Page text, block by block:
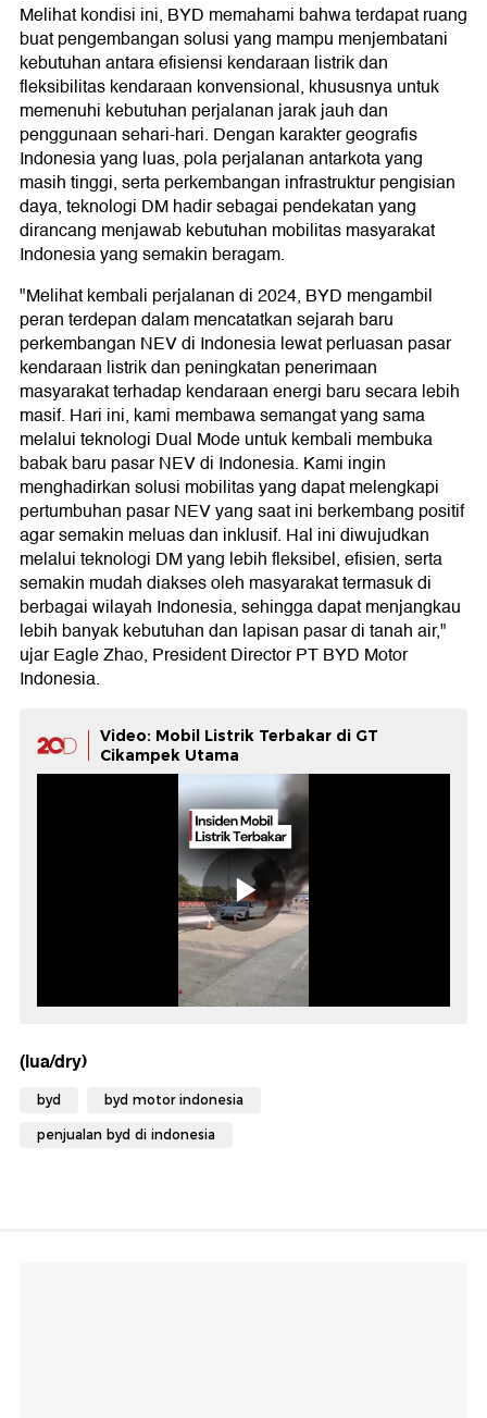
Melihat kondisi ini, BYD memahami bahwa terdapat ruang
buat pengembangan solusi yang mampu menjembatani
kebutuhan antara efisiensi kendaraan listrik dan
fleksibilitas kendaraan konvensional, khususnya untuk
memenuhi kebutuhan perjalanan jarak jauh dan
penggunaan sehari-hari. Dengan karakter geografis
Indonesia yang luas, pola perjalanan antarkota yang
masih tinggi, serta perkembangan infrastruktur pengisian
daya, teknologi DM hadir sebagai pendekatan yang
dirancang menjawab kebutuhan mobilitas masyarakat
Indonesia yang semakin beragam.
"Melihat kembali perjalanan di 2024, BYD mengambil
peran terdepan dalam mencatatkan sejarah baru
perkembangan NEV di Indonesia lewat perluasan pasar
kendaraan listrik dan peningkatan penerimaan
masyarakat terhadap kendaraan energi baru secara lebih
masif. Hari ini, kami membawa semangat yang sama
melalui teknologi Dual Mode untuk kembali membuka
babak baru pasar NEV di Indonesia. Kami ingin
menghadirkan solusi mobilitas yang dapat melengkapi
pertumbuhan pasar NEV yang saat ini berkembang positif
agar semakin meluas dan inklusif. Hal ini diwujudkan
melalui teknologi DM yang lebih fleksibel, efisien, serta
semakin mudah diakses oleh masyarakat termasuk di
berbagai wilayah Indonesia, sehingga dapat menjangkau
lebih banyak kebutuhan dan lapisan pasar di tanah air,"
ujar Eagle Zhao, President Director PT BYD Motor
Indonesia.
Video: Mobil Listrik Terbakar di GT
Cikampek Utama
(lua/dry)
byd byd motor indonesia
penjualan byd di indonesia